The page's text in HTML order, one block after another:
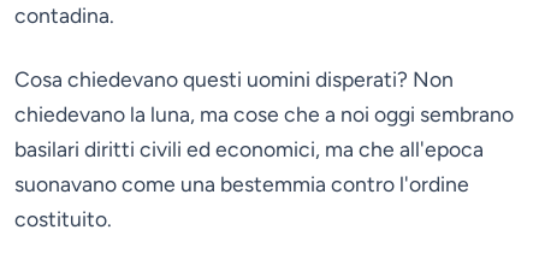
contadina.
Cosa chiedevano questi uomini disperati? Non
chiedevano la luna, ma cose che a noi oggi sembrano
basilari diritti civili ed economici, ma che all'epoca
suonavano come una bestemmia contro l'ordine
costituito.